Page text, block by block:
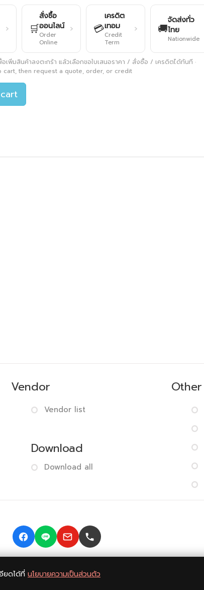
› 🛒
สั่งซื้อ
ออนไลน์
Order
Online
› 💳
เครดิต
เทอม
Credit
Term
› 🚚
จัดส่งทั่ว
ไทย
Nationwide
เพิ่มสินค้าลงตะกร้า แล้วเลือกขอใบเสนอราคา / สั่งซื้อ / เครดิตได้ทันที ·
cart, then request a quote, order, or credit
Vendor
Vendor list
Download
Download all
Other
ยดได้ที่ นโยบายความเป็นส่วนตัว